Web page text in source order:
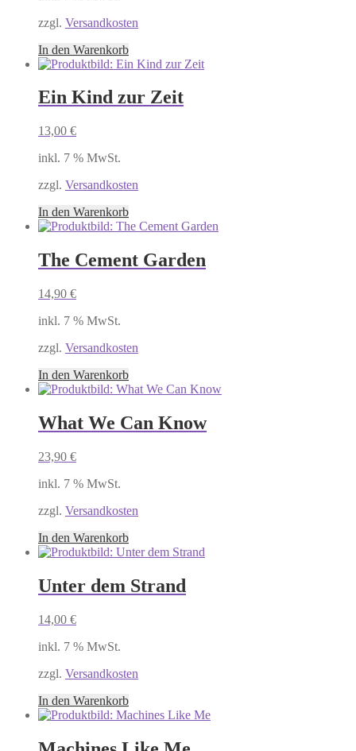
zzgl. Versandkosten
In den Warenkorb
Ein Kind zur Zeit
13,00 €
inkl. 7 % MwSt.
zzgl. Versandkosten
In den Warenkorb
The Cement Garden
14,90 €
inkl. 7 % MwSt.
zzgl. Versandkosten
In den Warenkorb
What We Can Know
23,90 €
inkl. 7 % MwSt.
zzgl. Versandkosten
In den Warenkorb
Unter dem Strand
14,00 €
inkl. 7 % MwSt.
zzgl. Versandkosten
In den Warenkorb